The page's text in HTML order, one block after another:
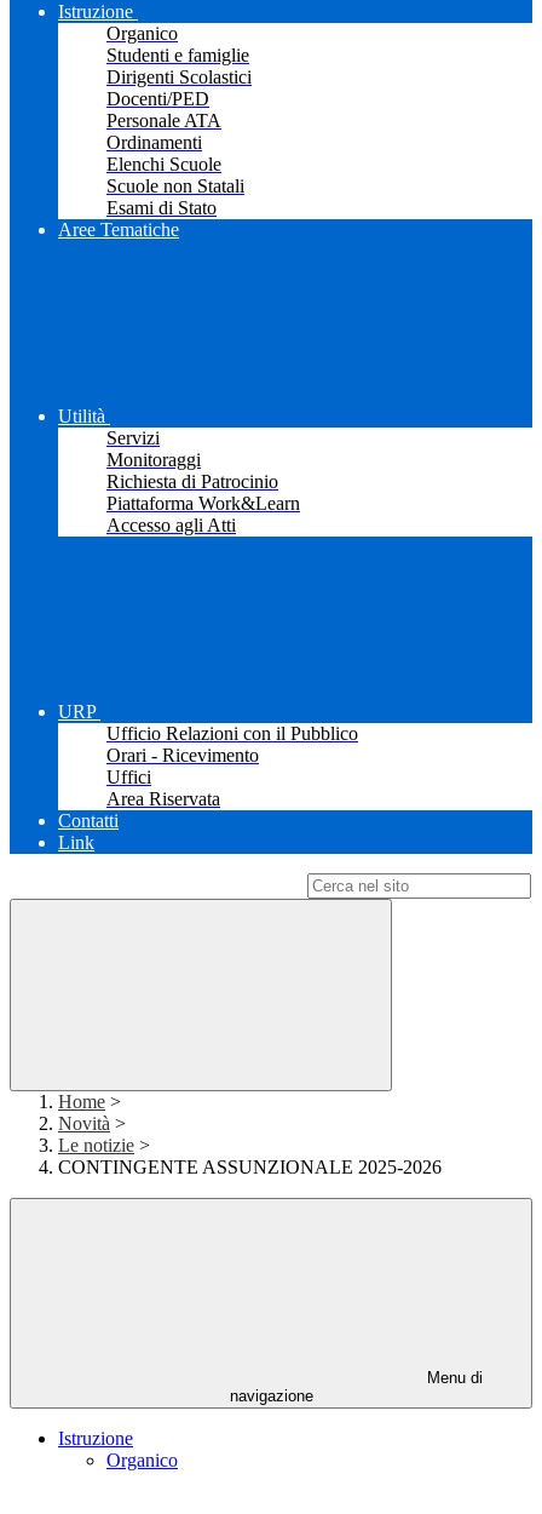
Istruzione
Organico
Studenti e famiglie
Dirigenti Scolastici
Docenti/PED
Personale ATA
Ordinamenti
Elenchi Scuole
Scuole non Statali
Esami di Stato
Aree Tematiche
Utilità
Servizi
Monitoraggi
Richiesta di Patrocinio
Piattaforma Work&Learn
Accesso agli Atti
URP
Ufficio Relazioni con il Pubblico
Orari - Ricevimento
Uffici
Area Riservata
Contatti
Link
Home >
Novità >
Le notizie >
CONTINGENTE ASSUNZIONALE 2025-2026
Menu di
navigazione
Istruzione
Organico